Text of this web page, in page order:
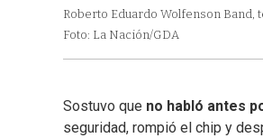
Roberto Eduardo Wolfenson
Foto: La Nación/GDA
Sostuvo que no habló antes
seguridad, rompió el chip y